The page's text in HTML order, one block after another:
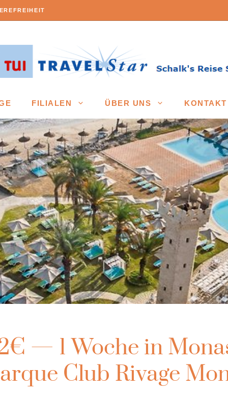
FILIALEN ÜBER UNS KONTAKT
— 1 Woche in
Club Rivage